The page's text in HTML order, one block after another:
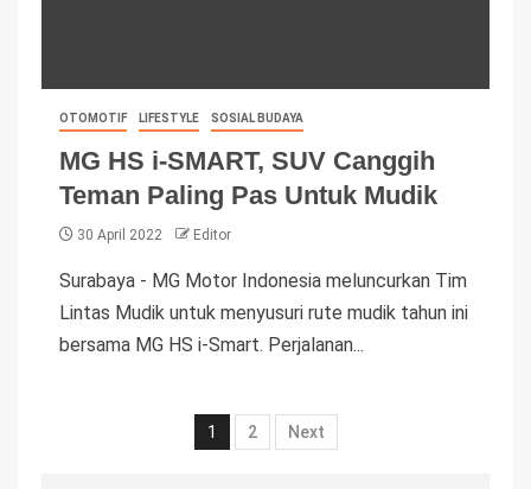
OTOMOTIF LIFESTYLE SOSIAL BUDAYA
MG HS i-SMART, SUV Canggih
Teman Paling Pas Untuk Mudik
30 April 2022 Editor
Surabaya - MG Motor Indonesia meluncurkan Tim
Lintas Mudik untuk menyusuri rute mudik tahun ini
bersama MG HS i-Smart. Perjalanan...
1 2 Next